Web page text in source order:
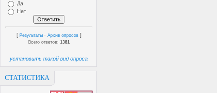
Да
Нет
[ Результаты · Архив опросов ]
Всего ответов: 1381
установить такой вид опроса
СТАТИСТИКА